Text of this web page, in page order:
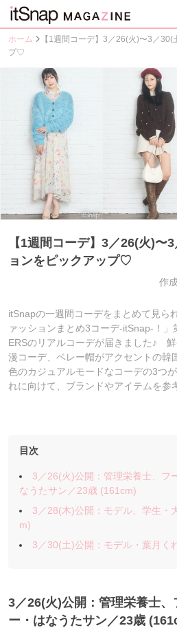
ホーム
【1週間コーデ】3／26(火)〜3／
プ♡
【1週間コーデ】3／26(火)〜
ョンをピックアップ♡
作
itSnapの一週間コーデをまとめて見ら
ァッションまとめ3コーデ-itSnap-！
ERSのリアルコーデが届きました♪
漫コーデ、ベレー帽がアクセントの韓
色のカジュアルモードなコーデの3つ
れに向けて、ブランドやアイテムを参
目次
3／26(火)公開：管理栄養士、フ
なうたサン／23歳 (161cm)
3／28(木)公開：モデル、学生・
m)
3／30(土)公開：モデル・葉月く
3／26(火)公開：管理栄養士
ー・はなうたサン ／23歳